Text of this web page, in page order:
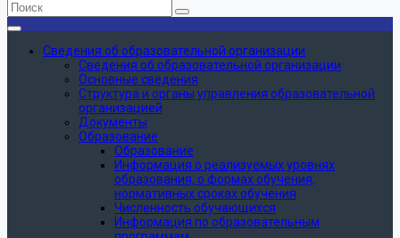
Сведения об образовательной организации
Сведения об образовательной организации
Основные сведения
Структура и органы управления образовательной
организацией
Документы
Образование
Образование
Информация о реализуемых уровнях
образования, о формах обучения,
нормативных сроках обучения
Численность обучающихся
Информация по образовательным